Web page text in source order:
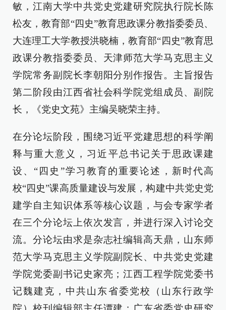
敏，江南大学中共党史党建研究院执行院长陈
松友，教育部“四史”教育思政课分教指委委员、
大连理工大学教授洪晓楠，教育部“四史”教育思
政课分教指委委员、天津师范大学马克思主义
学院常务副院长李朝阳分别作报告。主旨报告
第二阶段由江西省社会科学院党组成员、副院
长，《党史文苑》主编吴晓荣主持。
在分论坛阶段，围绕习近平党建思想的科学阐
释与重大意义，习近平总书记关于思政课建
设、“四史”学习教育的重要论述，新时代高
校“四史”课高质量建设与发展，构建中共党史党
建学自主知识体系等核心议题，与会专家学者
在三个分论坛上依次发言，并进行深入讨论交
流。分论坛由求是杂志社编辑高天鼎，山东师
范大学马克思主义学院副院长、中共党史党建
学院党委副书记史家亮；江西工程学院党委书
记魏建克，中共山东省委党校（山东行政学